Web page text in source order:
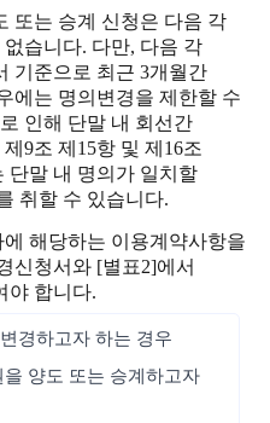
또는 승계 신청은 다음 각
습니다. 다만, 다음 각
기준으로 최근 3개월간
에는 명의변경을 제한할 수
인해 단말 내 회선간
9조 제15항 및 제16조
단말 내 명의가 일치할
취할 수 있습니다.
해당하는 이용계약사항을
신청서와 [별표2]에서
야 합니다.
경하고자 하는 경우
양도 또는 승계하고자